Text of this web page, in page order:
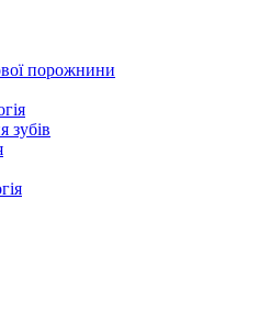
порожнини
зубів